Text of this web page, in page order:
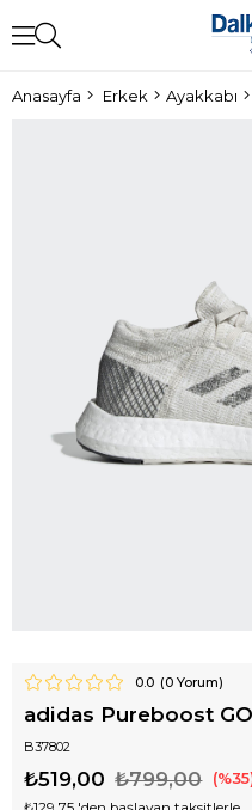
Anasayfa Erkek Ayakkabı
0.0 (0Yorum)
adidas Pureboost
B37802
₺799,00
₺519,00 35